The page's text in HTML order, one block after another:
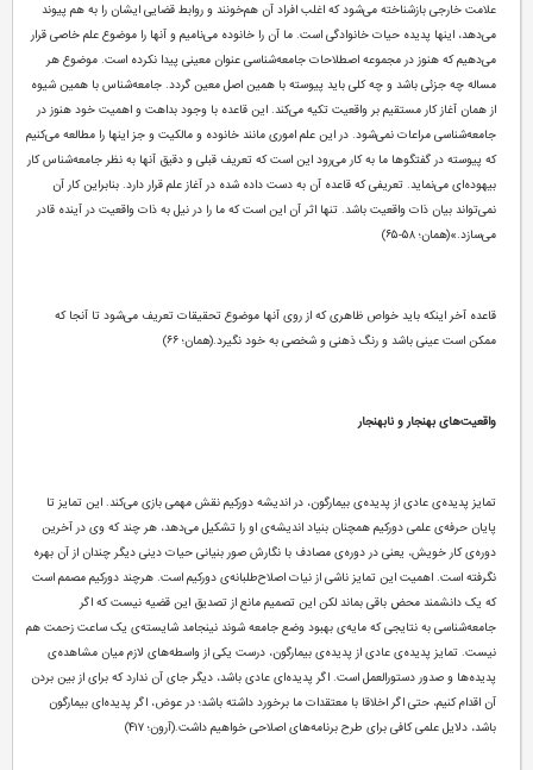
علامت خارجی باز‌شناخته می‌شود که اغلب افراد آن هم‌خونند و روابط قضایی ایشان را به هم پیوند
می‌دهد، اینها پدیده حیات خانوادگی است. ما آن را خانوده می‌نامیم و آنها را موضوع علم خاصی قرار
می‌دهیم که هنوز در مجموعه اصطلاحات جامعه‌شناسی عنوان معینی پیدا نکرده است. موضوع هر
مساله چه جزئی باشد و چه کلی باید پیوسته با همین اصل معین گردد. جامعه‌شناس با همین شیوه
از همان آغاز کار مستقیم بر واقعیت تکیه می‌کند. این قاعده با وجود بداهت و اهمیت خود هنوز در
جامعه‌شناسی مراعات نمی‌شود. در این علم اموری مانند خانوده و مالکیت و جز اینها را مطالعه می‌کنیم
که پیوسته در گفتگوها ما به کار می‌رود این است که تعریف قبلی و دقیق آنها به نظر جامعه‌شناس کار
بیهوده‌ای می‌نماید. تعریفی که قاعده آن به دست داده شده در آغاز علم قرار دارد. بنابراین کار آن
نمی‌تواند بیان ذات واقعیت باشد. تنها اثر آن این است که ما را در نیل به ذات واقعیت در آینده قادر
می‌سازد.»(همان؛ ۵۸-۶۵)
قاعده آخر اینکه باید خواص ظاهری که از روی آنها موضوع تحقیقات تعریف می‌شود تا آنجا که
ممکن است عینی باشد و رنگ ذهنی و شخصی به خود نگیرد.(همان؛ ۶۶)
واقعیت‌های بهنجار و نابهنجار
تمایز پدیده‌ی عادی از پدیده‌ی بیمارگون، در اندیشه دورکیم نقش مهمی بازی می‌کند. این تمایز تا
پایان حرفه‌ی علمی دورکیم همچنان بنیاد اندیشه‌ی او را تشکیل می‌دهد، هر چند که وی در آخرین
دوره‌ی کار خویش، یعنی در دوره‌ی مصادف با نگارش صور بنیانی حیات دینی دیگر چندان از آن بهره
نگرفته است. اهمیت این تمایز ناشی از نیات اصلاح‌طلبانه‌ی دورکیم است. هرچند دورکیم مصمم است
که یک دانشمند محض باقی بماند لکن این تصمیم مانع از تصدیق این قضیه نیست که اگر
جامعه‌شناسی به نتایجی که مایه‌ی بهبود وضع جامعه شوند نینجامد شایسته‌ی یک ساعت زحمت هم
نیست. تمایز پدیده‌ی عادی از پدیده‌ی بیمارگون، درست یکی از واسطه‌های لازم میان مشاهده‌ی
پدیده‌ها و صدور دستورالعمل است. اگر پدیده‌ای عادی باشد، دیگر جای آن ندارد که برای از بین بردن
آن اقدام کنیم، حتی اگر اخلاقا با معتقدات ما برخورد داشته باشد؛ در عوض، اگر پدیده‌ای بیمارگون
باشد، دلایل علمی کافی برای طرح برنامه‌های اصلاحی خواهیم داشت.(آرون؛ ۴۱۷)